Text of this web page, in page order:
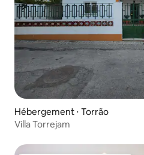
Hébergement ⋅ Torrão
Villa Torrejam